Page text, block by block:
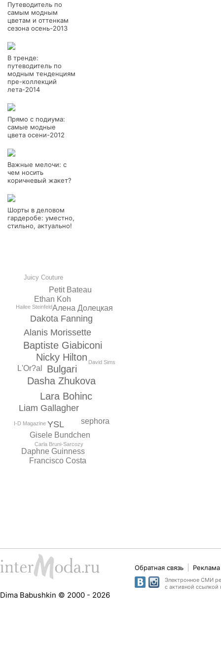
Путеводитель по
самым модным
цветам и оттенкам
сезона осень-2013
В тренде:
путеводитель по
модным тенденциям
пре-коллекций
лета-2014
Прямо с подиума:
самые модные
цвета осени-2012
Важные мелочи: с
чем носить
коричневый жакет?
Шорты в деловом
гардеробе: уместно,
стильно, актуально!
Bulgari
Nicky Hilton
Dasha Zhukova
Lara Bohinc
Baptiste Giabiconi
Alanis Morissette
Liam Gallagher
Dakota Fanning
YSL
Gisele Bundchen
Алена Долецкая
L'Or?al
Petit Bateau
Ethan Koh
Daphne Guinness
Francisco Costa
sephora
Juicy Couture
David Sims
Carla Bruni-Sarcozy
Hailee Steinfeld
I-D Magazine
Dima Babushkin © 2000 - 2026
Обратная связь
Электронное СМИ
с активной ссылкой